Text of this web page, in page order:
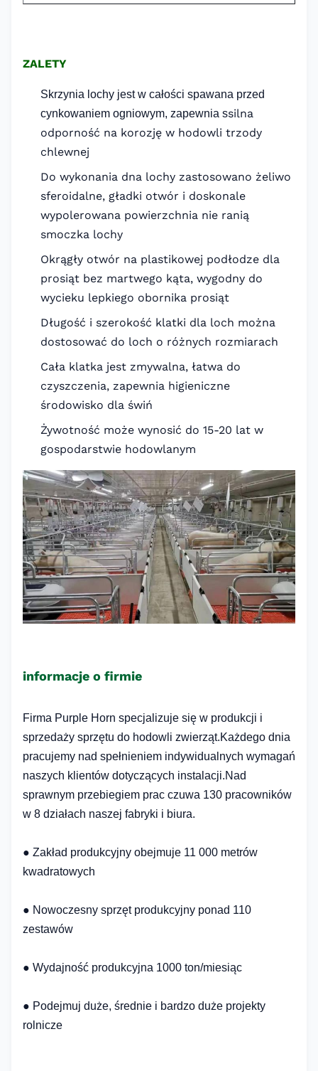
ZALETY
Skrzynia lochy jest w całości spawana przed
cynkowaniem ogniowym, zapewnia ssilna
odporność na korozję w hodowli trzody
chlewnej
Do wykonania dna lochy zastosowano żeliwo
sferoidalne, gładki otwór i doskonale
wypolerowana powierzchnia nie ranią
smoczka lochy
Okrągły otwór na plastikowej podłodze dla
prosiąt bez martwego kąta, wygodny do
wycieku lepkiego obornika prosiąt
Długość i szerokość klatki dla loch można
dostosować do loch o różnych rozmiarach
Cała klatka jest zmywalna, łatwa do
czyszczenia, zapewnia higieniczne
środowisko dla świń
Żywotność może wynosić do 15-20 lat w
gospodarstwie hodowlanym
informacje o firmie
Firma Purple Horn specjalizuje się w produkcji i
sprzedaży sprzętu do hodowli zwierząt.Każdego dnia
pracujemy nad spełnieniem indywidualnych wymagań
naszych klientów dotyczących instalacji.Nad
sprawnym przebiegiem prac czuwa 130 pracowników
w 8 działach naszej fabryki i biura.
● Zakład produkcyjny obejmuje 11 000 metrów
kwadratowych
● Nowoczesny sprzęt produkcyjny ponad 110
zestawów
● Wydajność produkcyjna 1000 ton/miesiąc
● Podejmuj duże, średnie i bardzo duże projekty
rolnicze